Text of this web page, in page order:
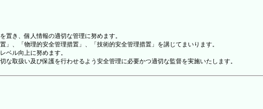
置き、個人情報の適切な管理に努めます。
、「物理的安全管理措置」、「技術的安全管理措置」を講じてまいります。
ベル向上に努めます。
取扱い及び保護を行わせるよう安全管理に必要かつ適切な監督を実施いたします。